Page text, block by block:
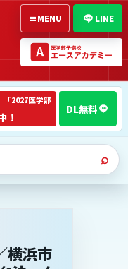
「2027医学部
！
⌕
LINE
≡MENU
横浜市